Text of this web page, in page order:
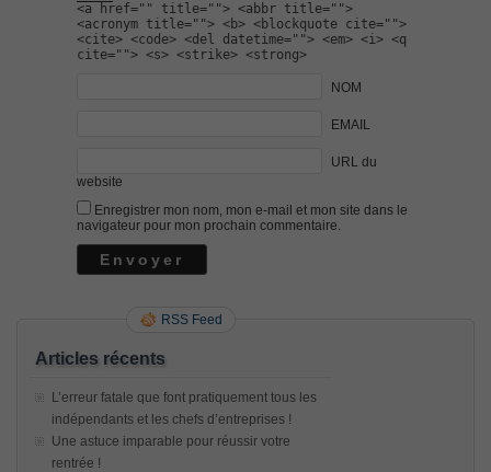
<a href="" title=""> <abbr title="">
<acronym title=""> <b> <blockquote cite="">
<cite> <code> <del datetime=""> <em> <i> <q
cite=""> <s> <strike> <strong>
NOM
EMAIL
URL du
website
Enregistrer mon nom, mon e-mail et mon site dans le
navigateur pour mon prochain commentaire.
RSS Feed
Articles récents
L’erreur fatale que font pratiquement tous les
indépendants et les chefs d’entreprises !
Une astuce imparable pour réussir votre
rentrée !